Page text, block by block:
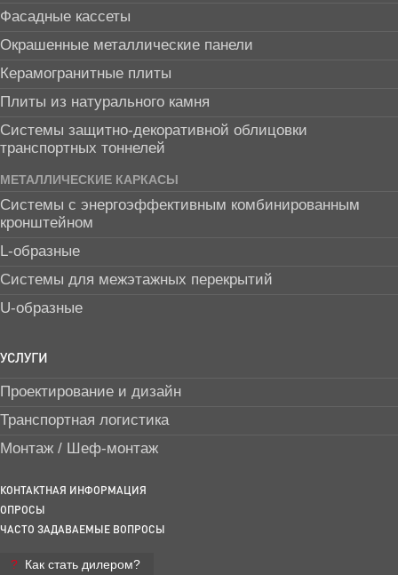
Фасадные кассеты
Окрашенные металлические панели
Керамогранитные плиты
Плиты из натурального камня
Системы защитно-декоративной облицовки
транспортных тоннелей
МЕТАЛЛИЧЕСКИЕ КАРКАСЫ
Системы с энергоэффективным комбинированным
кронштейном
L-образные
Системы для межэтажных перекрытий
U-образные
УСЛУГИ
Проектирование и дизайн
Транспортная логистика
Монтаж / Шеф-монтаж
КОНТАКТНАЯ ИНФОРМАЦИЯ
ОПРОСЫ
ЧАСТО ЗАДАВАЕМЫЕ ВОПРОСЫ
Как стать дилером?